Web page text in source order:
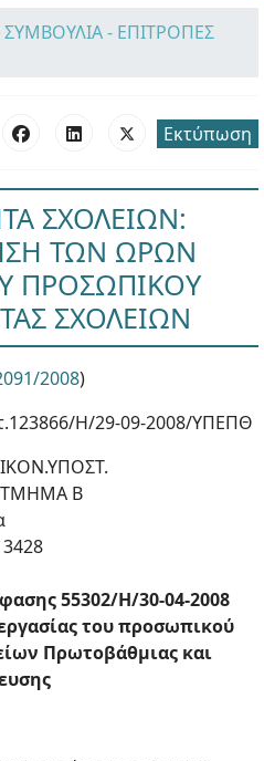
ΣΥΜΒΟΥΛΙΑ - ΕΠΙΤΡΟΠΕΣ
Εκτύπωση
ΣΧΟΛΕΙΩΝ:
ΤΩΝ ΩΡΩΝ
ΠΡΟΣΩΠΙΚΟΥ
ΣΧΟΛΕΙΩΝ
2008)
Η/29-09-2008/ΥΠΕΠΘ
ΤΜΗΜΑ Β
55302/H/30-04-2008
του προσωπικού
Πρωτοβάθμιας και